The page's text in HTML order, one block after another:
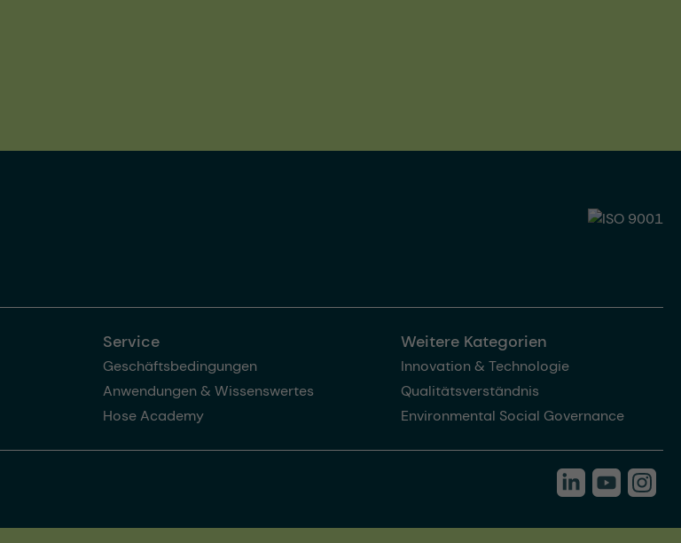
Service
Geschäftsbedingungen
Anwendungen & Wissenswertes
Hose Academy
Weitere Kategorien
Innovation & Technologie
Qualitätsverständnis
Environmental Social Governance